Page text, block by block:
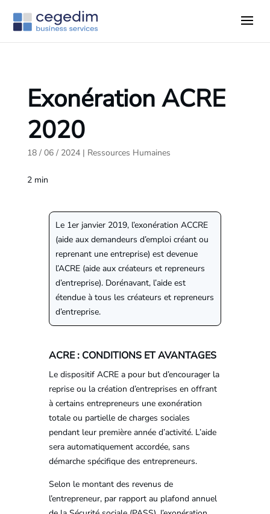
Exonération ACRE
2020
18 / 06 / 2024| Ressources Humaines
2 min
Le 1er janvier 2019, l’exonération ACCRE
(aide aux demandeurs d’emploi créant ou
reprenant une entreprise) est devenue
l’ACRE (aide aux créateurs et repreneurs
d’entreprise). Dorénavant, l’aide est
étendue à tous les créateurs et repreneurs
d’entreprise.
ACRE : CONDITIONS ET AVANTAGES
Le dispositif ACRE a pour but d’encourager la
reprise ou la création d’entreprises en offrant
à certains entrepreneurs une exonération
totale ou partielle de charges sociales
pendant leur première année d’activité. L’aide
sera automatiquement accordée, sans
démarche spécifique des entrepreneurs.
Selon le montant des revenus de
l’entrepreneur, par rapport au plafond annuel